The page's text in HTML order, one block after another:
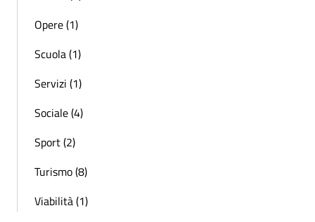
Opere (1)
Scuola (1)
Servizi (1)
Sociale (4)
Sport (2)
Turismo (8)
Viabilità (1)